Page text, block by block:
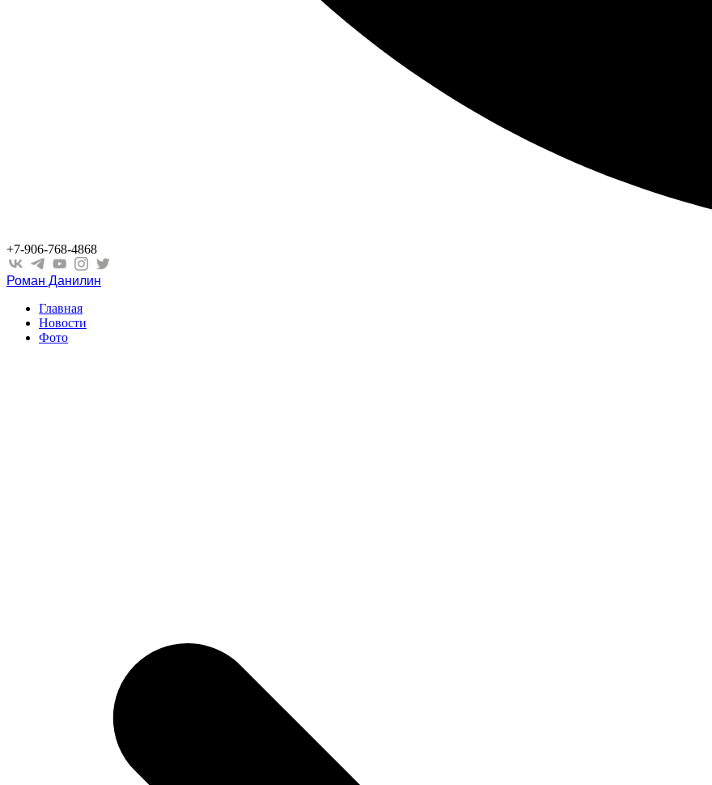
+7-906-768-4868
Роман Данилин
Главная
Новости
Фото